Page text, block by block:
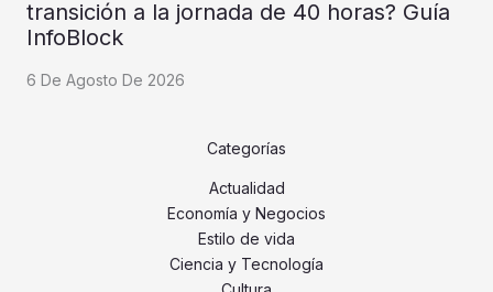
transición a la jornada de 40 horas? Guía
InfoBlock
6 De Agosto De 2026
Categorías
Actualidad
Economía y Negocios
Estilo de vida
Ciencia y Tecnología